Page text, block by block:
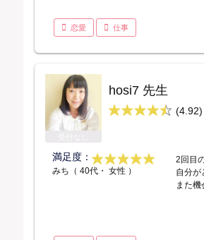
恋愛 仕事
hosi7 先生
(4.92)
満足度：
みち（ 40代・ 女性 ）
2回目
自分が
また